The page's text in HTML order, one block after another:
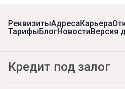
РеквизитыАдресаКарьера
ТарифыБлогНовостиВерсия
Кредит под залог